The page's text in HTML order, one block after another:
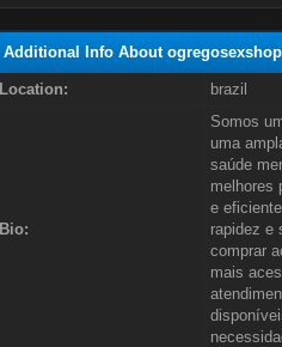
Additional Info About
Location: brazil
Bio:
Somos
uma
saúde
melhores
e
rapidez e
comprar
mais